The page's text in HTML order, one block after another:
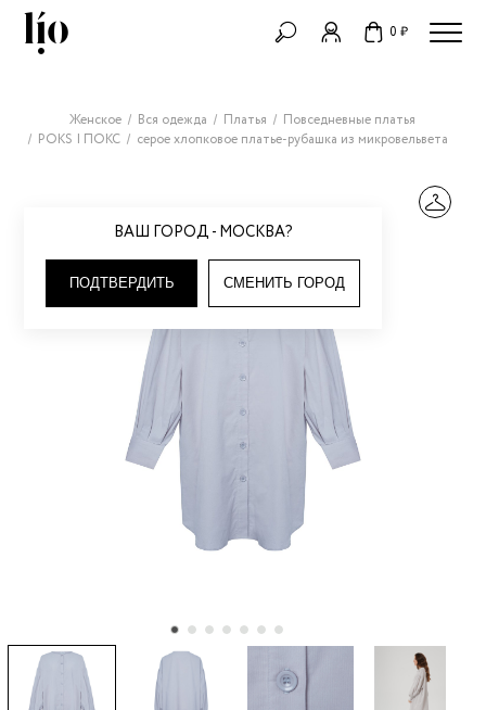
0 ₽
ВАШ ГОРОД - МОСКВА?
ПОДТВЕРДИТЬ СМЕНИТЬ ГОРОД
Женское Вся одежда Платья
Повседневные платья
POKS | ПОКС
серое хлопковое платье-рубашка из микровельвета